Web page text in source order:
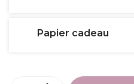
Papier cadeau